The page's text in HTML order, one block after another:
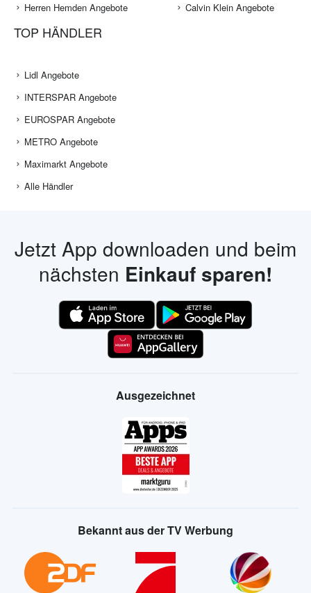
Herren Hemden Angebote
Calvin Klein Angebote
TOP HÄNDLER
Lidl Angebote
INTERSPAR Angebote
EUROSPAR Angebote
METRO Angebote
Maximarkt Angebote
Alle Händler
Jetzt App downloaden und beim
nächsten Einkauf sparen!
Ausgezeichnet
Bekannt aus der TV Werbung